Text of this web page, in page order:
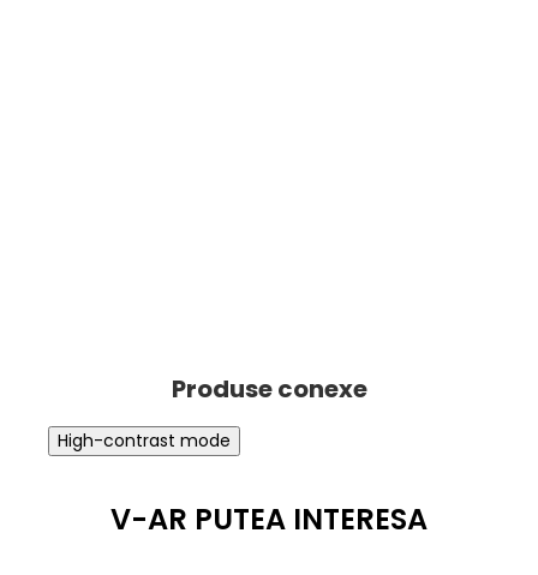
High-contrast mode